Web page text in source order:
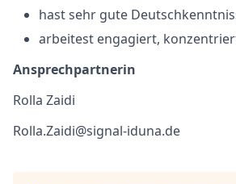
hast sehr gute
arbeitest engagiert,
Ansprechpartnerin
Rolla Zaidi
Rolla.Zaidi@signal-iduna.de